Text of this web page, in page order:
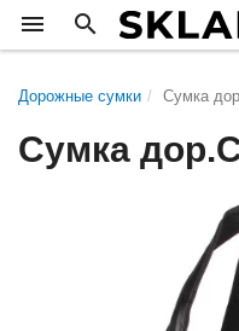
Дорожные сумки Сумка
Сумка